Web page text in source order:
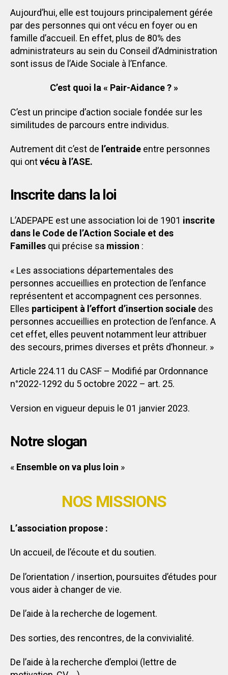
Aujourd’hui, elle est toujours principalement gérée
par des personnes qui ont vécu en foyer ou en
famille d’accueil. En effet, plus de 80% des
administrateurs au sein du Conseil d’Administration
sont issus de l’Aide Sociale à l’Enfance.
C’est quoi la « Pair-Aidance ? »
C’est un principe d’action sociale fondée sur les
similitudes de parcours entre individus.
Autrement dit c’est de l’entraide entre personnes
qui ontvécu à l’ASE.
Inscrite dans la loi
L’ADEPAPE est une association loi de 1901 inscrite
dans le Code de l’Action Sociale et des
Familles qui précise sa mission :
« Les associations départementales des
personnes accueillies en protection de l’enfance
représentent et accompagnent ces personnes.
Elles participent à l’effort d’insertion sociale des
personnes accueillies en protection de l’enfance. A
cet effet, elles peuvent notamment leur attribuer
des secours, primes diverses et prêts d’honneur. »
Article 224.11 du CASF – Modifié par Ordonnance
n°2022-1292 du 5 octobre 2022 – art. 25.
Version en vigueur depuis le 01 janvier 2023.
Notre slogan
« Ensemble on va plus loin »
NOS MISSIONS
L’association propose :
Un accueil, de l’écoute et du soutien.
De l’orientation / insertion, poursuites d’études pour
vous aider à changer de vie.
De l’aide à la recherche de logement.
Des sorties, des rencontres, de la convivialité.
De l’aide à la recherche d’emploi (lettre de